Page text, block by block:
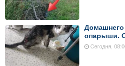
Домашнего
опарыши.
Сегодня,